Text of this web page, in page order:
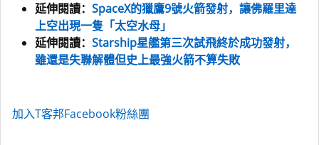
延伸閱讀： SpaceX的獵鷹9號火箭發射，讓佛羅里達
上空出現一隻「太空水母」
延伸閱讀： Starship星艦第三次試飛終於成功發射，
雖還是失聯解體但史上最強火箭不算失敗
加入T客邦Facebook粉絲團